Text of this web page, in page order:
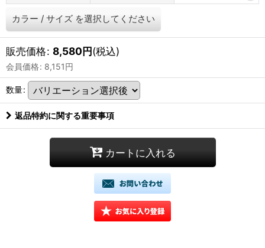
カラー / サイズ を選択してください
販売価格: 8,580円(税込)
会員価格: 8,151円
数量:
返品特約に関する重要事項
カートに入れる